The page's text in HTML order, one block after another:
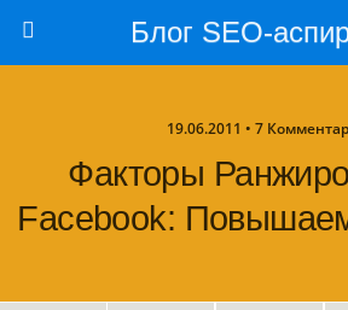
Блог SEO-
19.06.2011 • 7
Факторы
Facebook: